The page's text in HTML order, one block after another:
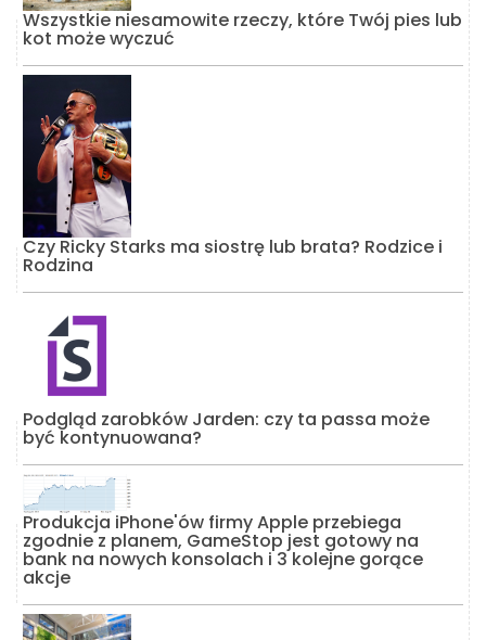
Wszystkie niesamowite rzeczy, które Twój pies lub
kot może wyczuć
Czy Ricky Starks ma siostrę lub brata? Rodzice i
Rodzina
Podgląd zarobków Jarden: czy ta passa może
być kontynuowana?
Produkcja iPhone'ów firmy Apple przebiega
zgodnie z planem, GameStop jest gotowy na
bank na nowych konsolach i 3 kolejne gorące
akcje